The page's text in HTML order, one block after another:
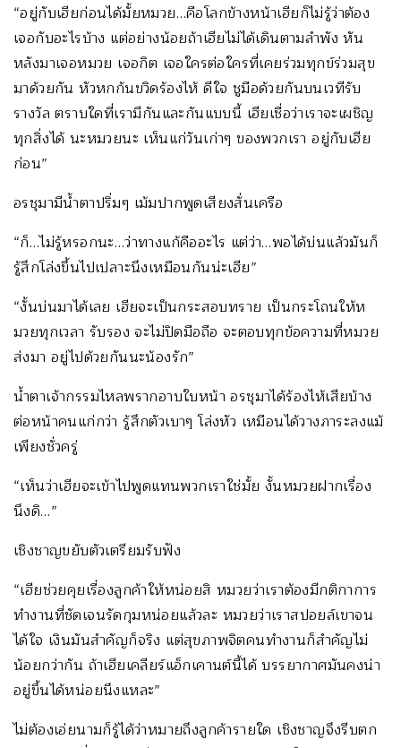
“อยู่กับเฮียก่อนได้มั้ยหมวย…คือโลกข้างหน้าเฮียก็ไม่รู้ว่าต้อง
เจอกับอะไรบ้าง แต่อย่างน้อยถ้าเฮียไม่ได้เดินตามลำพัง หัน
หลังมาเจอหมวย เจอกิต เจอใครต่อใครที่เคยร่วมทุกข์ร่วมสุข
มาด้วยกัน หัวหกก้นขวิดร้องไห้ ดีใจ ชูมือด้วยกันบนเวทีรับ
รางวัล ตราบใดที่เรามีกันและกันแบบนี้ เฮียเชื่อว่าเราจะเผชิญ
ทุกสิ่งได้ นะหมวยนะ เห็นแก่วันเก่าๆ ของพวกเรา อยู่กับเฮีย
ก่อน”
อรชุมามีน้ำตาปริ่มๆ เม้มปากพูดเสียงสั่นเครือ
“ก็…ไม่รู้หรอกนะ…ว่าทางแก้คืออะไร แต่ว่า…พอได้บ่นแล้วมันก็
รู้สึกโล่งขึ้นไปเปลาะนึงเหมือนกันน่ะเฮีย”
“งั้นบ่นมาได้เลย เฮียจะเป็นกระสอบทราย เป็นกระโถนให้ห
มวยทุกเวลา รับรอง จะไม่ปิดมือถือ จะตอบทุกข้อความที่หมวย
ส่งมา อยู่ไปด้วยกันนะน้องรัก”
น้ำตาเจ้ากรรมไหลพรากอาบใบหน้า อรชุมาได้ร้องไห้เสียบ้าง
ต่อหน้าคนแก่กว่า รู้สึกตัวเบาๆ โล่งหัว เหมือนได้วางภาระลงแม้
เพียงชั่วครู่
“เห็นว่าเฮียจะเข้าไปพูดแทนพวกเราใช่มั้ย งั้นหมวยฝากเรื่อง
นึงดิ…”
เชิงชาญขยับตัวเตรียมรับฟัง
“เฮียช่วยคุยเรื่องลูกค้าให้หน่อยสิ หมวยว่าเราต้องมีกติกาการ
ทำงานที่ชัดเจนรัดกุมหน่อยแล้วละ หมวยว่าเราสปอยล์เขาจน
ได้ใจ เงินมันสำคัญก็จริง แต่สุขภาพจิตคนทำงานก็สำคัญไม่
น้อยกว่ากัน ถ้าเฮียเคลียร์แอ็กเคานต์นี้ได้ บรรยากาศมันคงน่า
อยู่ขึ้นได้หน่อยนึงแหละ”
ไม่ต้องเอ่ยนามก็รู้ได้ว่าหมายถึงลูกค้ารายใด เชิงชาญจึงรีบตก